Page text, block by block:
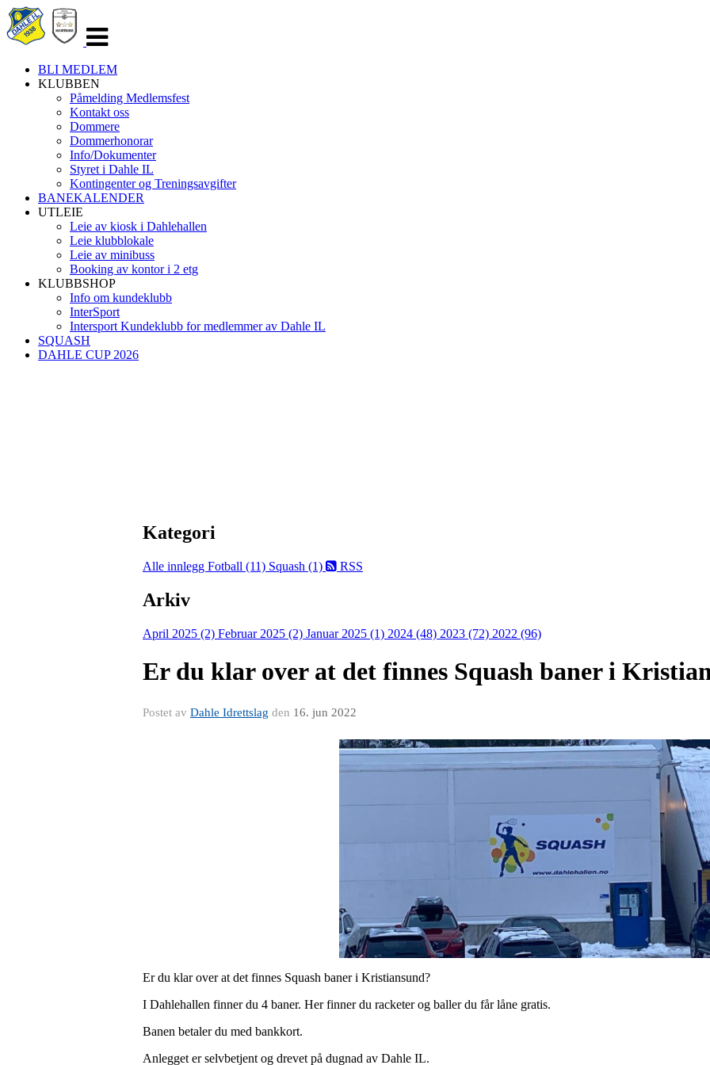
navigasjon
BLI MEDLEM
KLUBBEN
Påmelding Medlemsfest
Kontakt oss
Dommere
Dommerhonorar
Info/Dokumenter
Styret i Dahle IL
Kontingenter og Treningsavgifter
BANEKALENDER
UTLEIE
Leie av kiosk i Dahlehallen
Leie klubblokale
Leie av minibuss
Booking av kontor i 2 etg
KLUBBSHOP
Info om kundeklubb
InterSport
Intersport Kundeklubb for medlemmer av Dahle IL
SQUASH
DAHLE CUP 2026
Kategori
Alle innlegg Fotball (11) Squash (1) RSS
Arkiv
April 2025 (2) Februar 2025 (2) Januar 2025 (1) 2024 (48) 2023 (72) 2022 (96)
Er du klar over at det finnes Squash baner i
Postet av Dahle Idrettslag den 16. jun 2022
Er du klar over at det finnes Squash baner i Kristiansund?
I Dahlehallen finner du 4 baner. Her finner du racketer og baller du får låne gratis.
Banen betaler du med bankkort.
Anlegget er selvbetjent og drevet på dugnad av Dahle IL.